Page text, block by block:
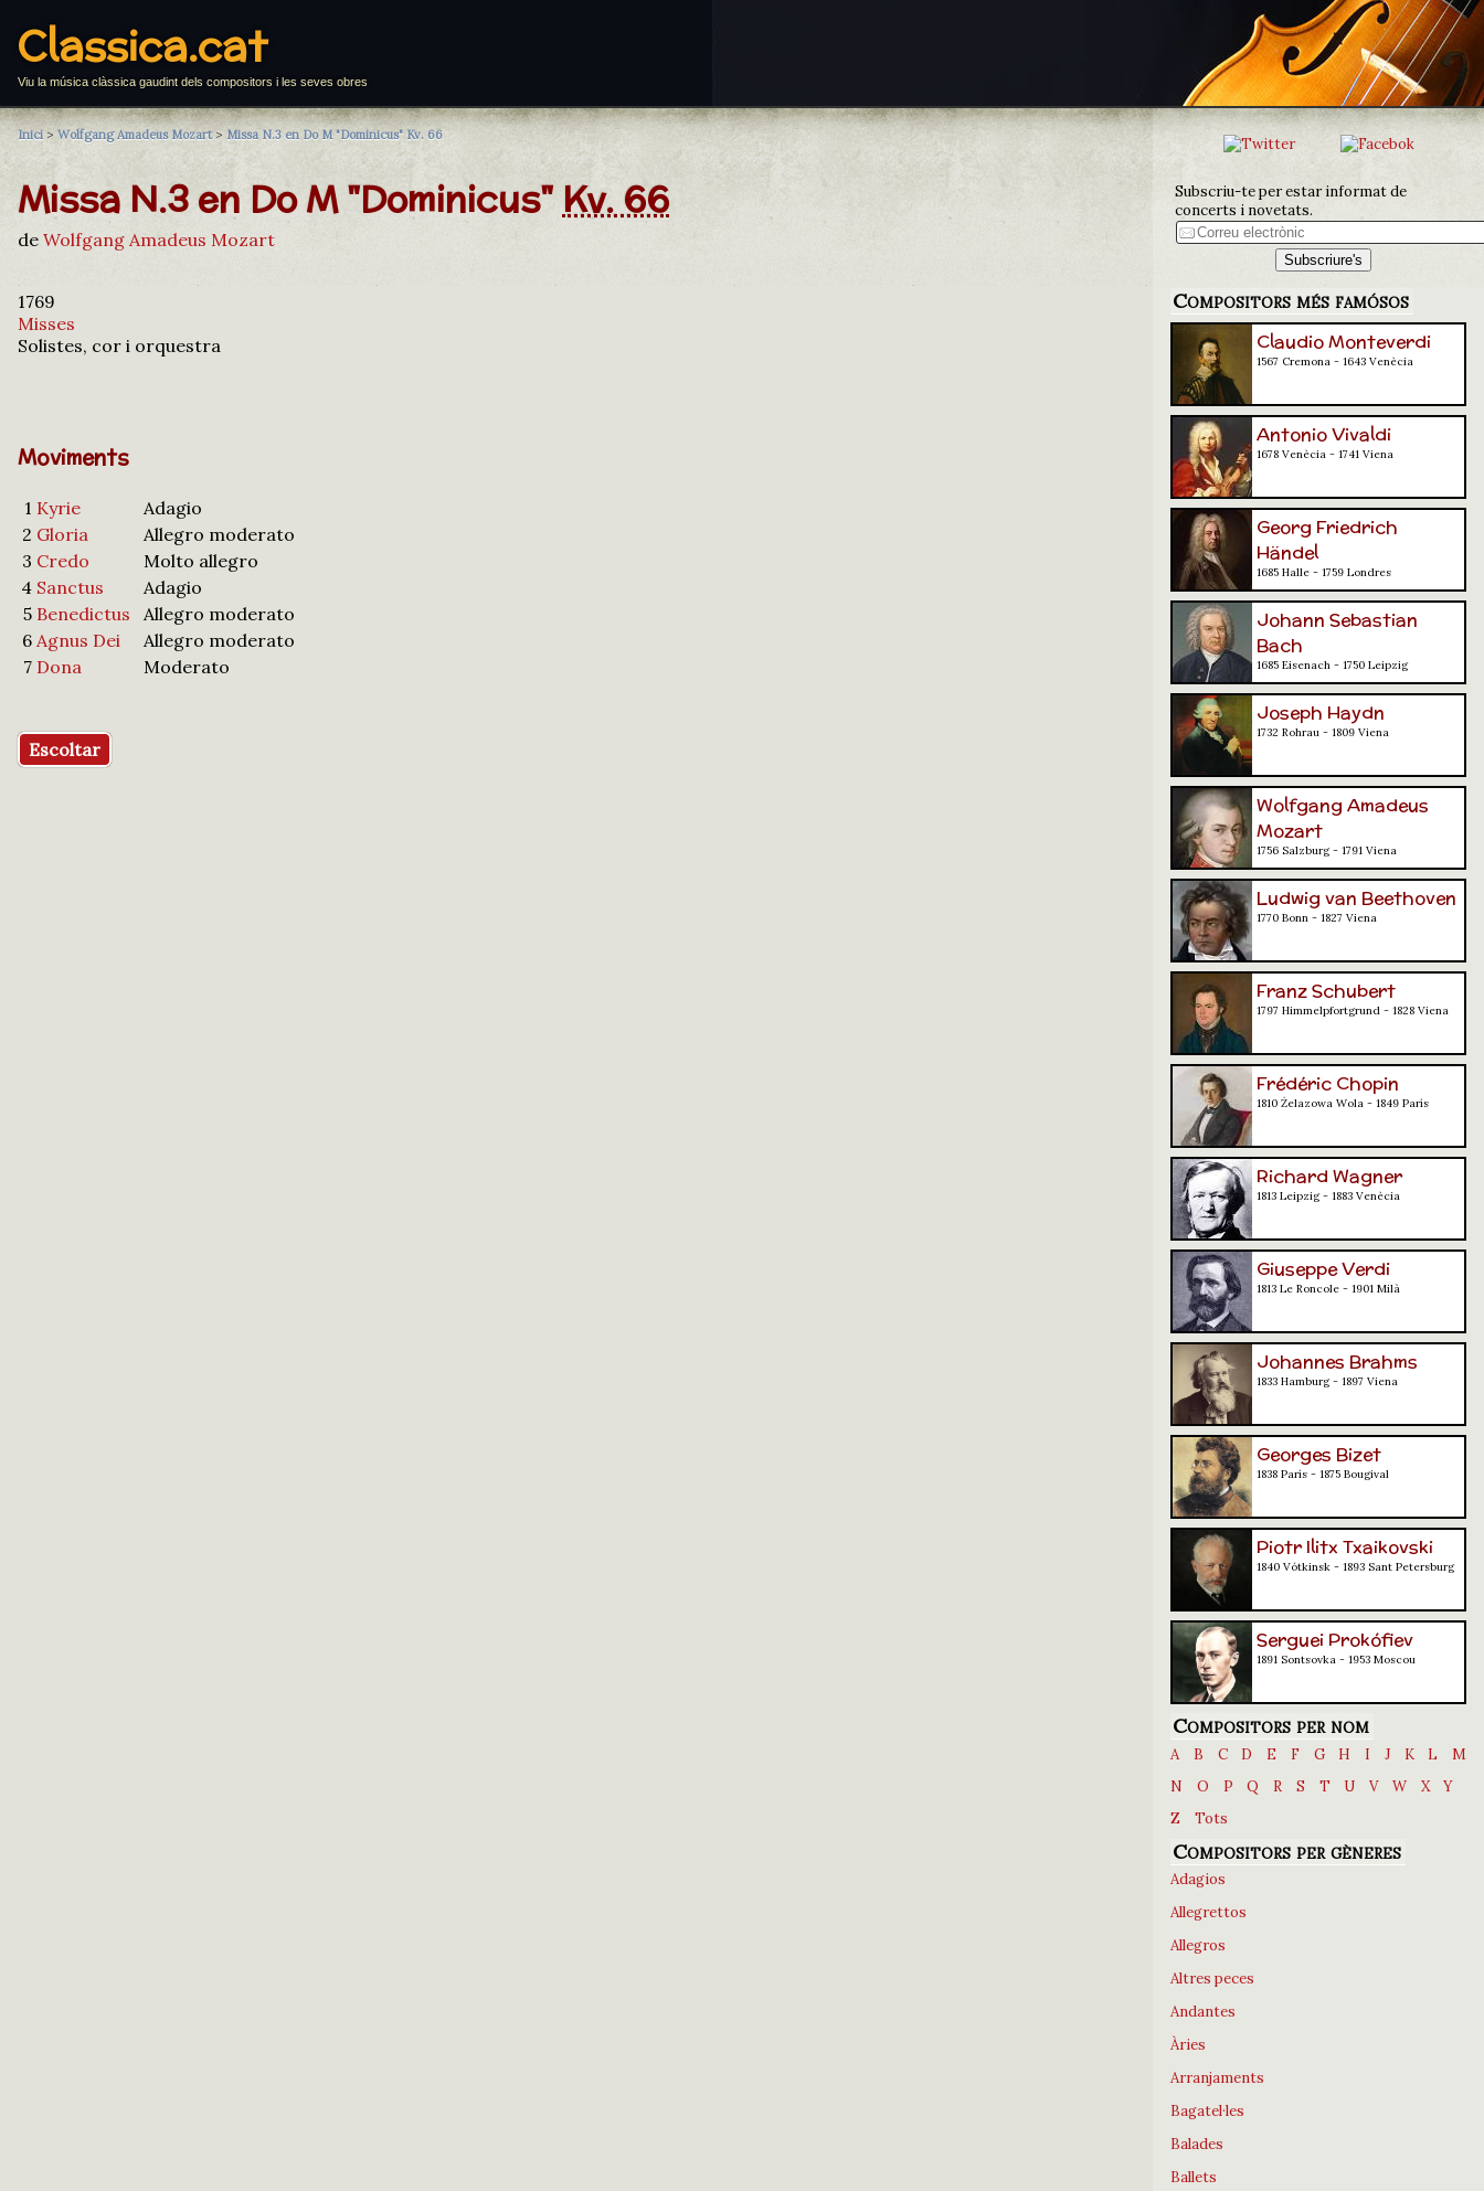
Classica.cat
Viu la música clàssica gaudint dels compositors i les seves obres
Inici > Wolfgang Amadeus Mozart> Missa N.3 en Do M "Dominicus" Kv. 66
Missa N.3 en Do M "Dominicus" Kv. 66
de Wolfgang Amadeus Mozart
1769
Misses
Solistes, cor i orquestra
Moviments
1 Kyrie
Adagio
2 Gloria
Allegro moderato
3 Credo
Molto allegro
4 Sanctus
Adagio
5 Benedictus
Allegro moderato
6 Agnus Dei
Allegro moderato
7 Dona Moderato
Escoltar
Subscriu-te per estar informat de
concerts i novetats.
Compositors més famósos
Claudio Monteverdi
1567 Cremona - 1643 Venècia
Antonio Vivaldi
1678 Venècia - 1741 Viena
Georg Friedrich
Händel
1685 Halle - 1759 Londres
Johann Sebastian
Bach
1685 Eisenach - 1750 Leipzig
Joseph Haydn
1732 Rohrau - 1809 Viena
Wolfgang Amadeus
Mozart
1756 Salzburg - 1791 Viena
Ludwig van Beethoven
1770 Bonn - 1827 Viena
Franz Schubert
1797 Himmelpfortgrund - 1828 Viena
Frédéric Chopin
1810 Żelazowa Wola - 1849 París
Richard Wagner
1813 Leipzig - 1883 Venècia
Giuseppe Verdi
1813 Le Roncole - 1901 Milà
Johannes Brahms
1833 Hamburg - 1897 Viena
Georges Bizet
1838 París - 1875 Bougival
Piotr Ilitx Txaikovski
1840 Vótkinsk - 1893 Sant Petersburg
Serguei Prokófiev
1891 Sontsovka - 1953 Moscou
Compositors per nom
A B C D E F G H I J K L
M
N
O P Q R S T U V W X
Y
Z
Tots
Compositors per gèneres
Adagios
Allegrettos
Allegros
Altres peces
Andantes
Àries
Arranjaments
Bagatel·les
Balades
Ballets